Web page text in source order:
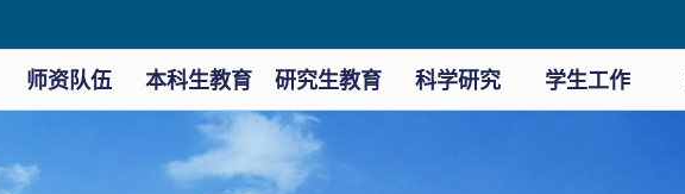
师资队伍 本科生教育 研究生教育 科学研究 学生工作